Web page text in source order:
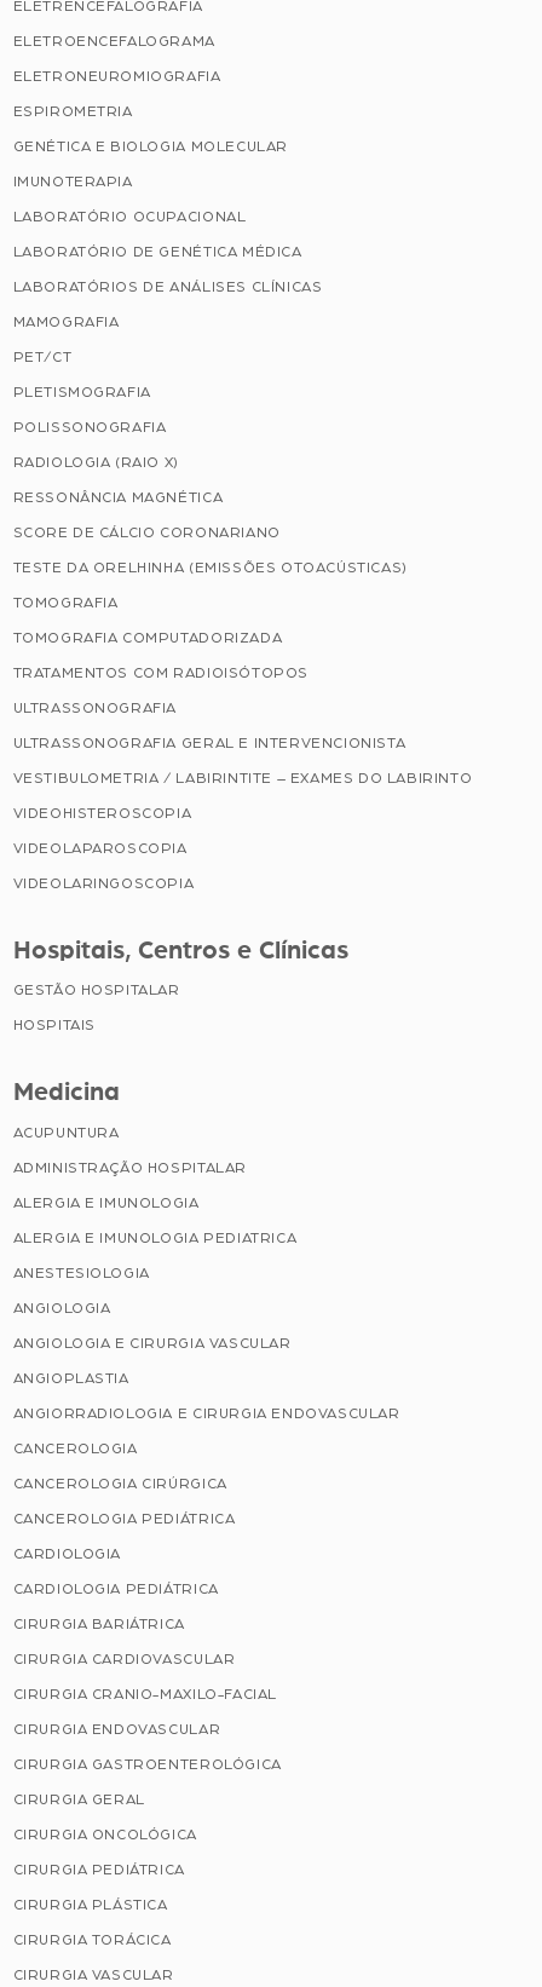
ELETRENCEFALOGRAFIA
ELETROENCEFALOGRAMA
ELETRONEUROMIOGRAFIA
ESPIROMETRIA
GENÉTICA E BIOLOGIA MOLECULAR
IMUNOTERAPIA
LABORATÓRIO OCUPACIONAL
LABORATÓRIO DE GENÉTICA MÉDICA
LABORATÓRIOS DE ANÁLISES CLÍNICAS
MAMOGRAFIA
PET/CT
PLETISMOGRAFIA
POLISSONOGRAFIA
RADIOLOGIA (RAIO X)
RESSONÂNCIA MAGNÉTICA
SCORE DE CÁLCIO CORONARIANO
TESTE DA ORELHINHA (EMISSÕES OTOACÚSTICAS)
TOMOGRAFIA
TOMOGRAFIA COMPUTADORIZADA
TRATAMENTOS COM RADIOISÓTOPOS
ULTRASSONOGRAFIA
ULTRASSONOGRAFIA GERAL E INTERVENCIONISTA
VESTIBULOMETRIA / LABIRINTITE – EXAMES DO LABIRINTO
VIDEOHISTEROSCOPIA
VIDEOLAPAROSCOPIA
VIDEOLARINGOSCOPIA
Hospitais, Centros e Clínicas
GESTÃO HOSPITALAR
HOSPITAIS
Medicina
ACUPUNTURA
ADMINISTRAÇÃO HOSPITALAR
ALERGIA E IMUNOLOGIA
ALERGIA E IMUNOLOGIA PEDIATRICA
ANESTESIOLOGIA
ANGIOLOGIA
ANGIOLOGIA E CIRURGIA VASCULAR
ANGIOPLASTIA
ANGIORRADIOLOGIA E CIRURGIA ENDOVASCULAR
CANCEROLOGIA
CANCEROLOGIA CIRÚRGICA
CANCEROLOGIA PEDIÁTRICA
CARDIOLOGIA
CARDIOLOGIA PEDIÁTRICA
CIRURGIA BARIÁTRICA
CIRURGIA CARDIOVASCULAR
CIRURGIA CRANIO-MAXILO-FACIAL
CIRURGIA ENDOVASCULAR
CIRURGIA GASTROENTEROLÓGICA
CIRURGIA GERAL
CIRURGIA ONCOLÓGICA
CIRURGIA PEDIÁTRICA
CIRURGIA PLÁSTICA
CIRURGIA TORÁCICA
CIRURGIA VASCULAR